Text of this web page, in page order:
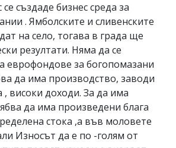
се създаде бизнес среда за
. Ямболските и сливенските
на село, тогава в града ще
резултати. Няма да се
еврофондове за богопомазани
да има производство, заводи
, високи доходи. За да има
да има произведени блага
стока ,а във моловете
Износът да е по -голям от